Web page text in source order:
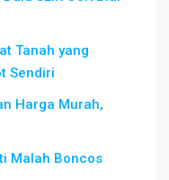
Tanah yang
Sendiri
Harga Murah,
Malah Boncos